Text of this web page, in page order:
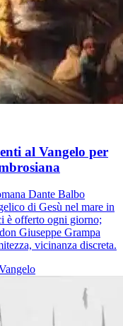
al Vangelo per
Dante Balbo
di Gesù nel mare in
è offerto ogni giorno;
Giuseppe Grampa
vicinanza discreta.